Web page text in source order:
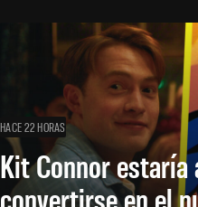
HACE 22 HORAS
Kit Connor estaría
convertirse en el